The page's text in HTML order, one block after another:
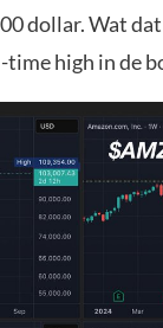
dollar. Wat
high in de